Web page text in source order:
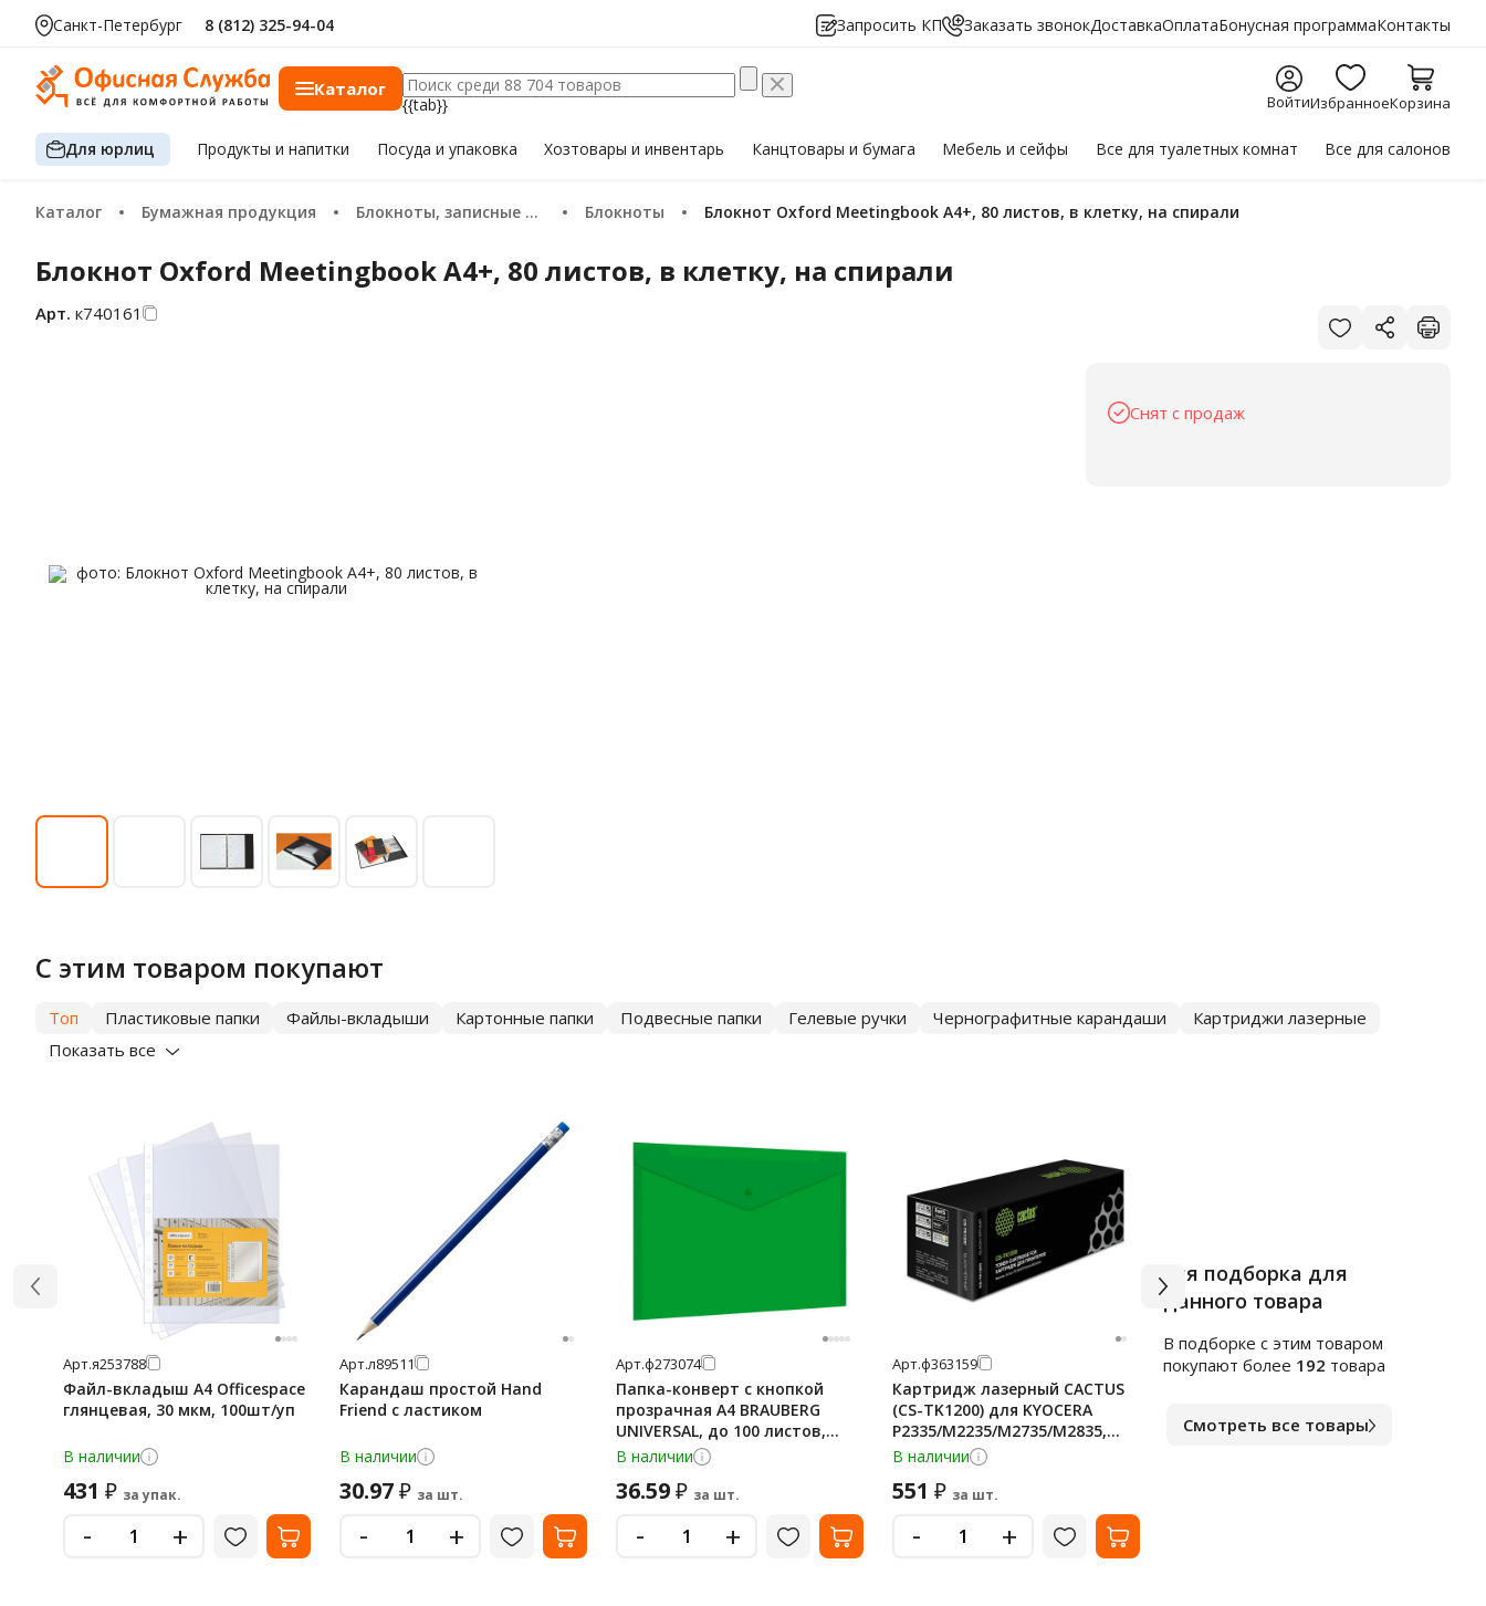
Санкт-Петербург 8 (812) 325-94-04 Запросить КП Заказать звонокДоставкаОплатаБонусная программаКонтакты
Каталог
{{tab}} ВойтиИзбранноеКорзина
Для юрлиц Продуктыи напитки Посуда и упаковка Хозтоварыи инвентарь Канцтовары и бумага Мебельи сейфы Все для туалетных комнат Все для салонов
Каталог Бумажная продукция Блокноты, записные книжки и тетради Блокноты Блокнот Oxford Meetingbook А4+, 80 листов, в клетку, на спирали
Блокнот Oxford Meetingbook А4+, 80 листов, в клетку, на спирали
Арт. к740161
Снят с продаж
С этим товаром покупают
Топ Пластиковые папки Файлы-вкладыши Картонные папки Подвесные папки Гелевые ручки Чернографитные карандаши
Картриджи лазерные
Показать все
Арт.я253788
Файл-вкладыш А4 Officespace
глянцевая, 30 мкм, 100шт/уп
В наличии
431 ₽ за упак.
- +
Арт.л89511
Карандаш простой Hand
Friend с ластиком
В наличии
30.97₽ за шт.
- +
Арт.ф273074
Папка-конверт с кнопкой
прозрачная А4 BRAUBERG
UNIVERSAL, до 100 листов,
зеленая, 0,15 мм, 273074
В наличии
36.59₽ за шт.
- +
Арт.ф363159
Картридж лазерный CACTUS
(CS-TK1200) для KYOCERA
P2335/M2235/M2735/M2835,
ресурс 3000 стр.
В наличии
551 ₽ за шт.
- +
Арт.ф141235
Вся подборка для
данного товара
В подборке c этим товаром
покупают более 192 товара
Смотреть все товары